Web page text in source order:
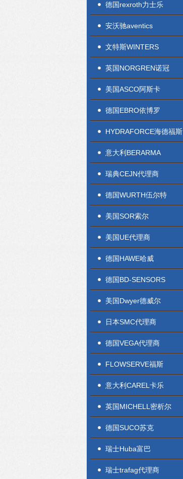
德国rexroth力士乐
安沃驰aventics
文特斯WINTERS
英国NORGREN诺冠
美国ASCO阿斯卡
德国EBRO依博罗
HYDRAFORCE海德福斯
意大利BERARMA
瑞典CEJN代理商
德国WURTH伍尔特
美国SOR索尔
美国UE代理商
德国HAWE哈威
德国BD-SENSORS
美国Dwyer德威尔
日本SMC代理商
德国VEGA代理商
FLOWSERVE福斯
意大利CAREL卡乐
英国MICHELL密析尔
德国SUCO苏克
瑞士Huba富巴
瑞士trafag代理商